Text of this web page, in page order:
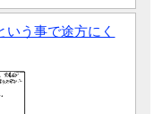
う事で途方にく